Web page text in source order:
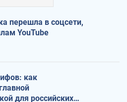
перешла в соцсети,
YouTube
как
для российских